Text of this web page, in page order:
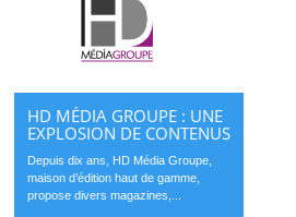
HD MÉDIA GROUPE : UNE
EXPLOSION DE CONTENUS
Depuis dix ans, HD Média Groupe,
maison d’édition haut de gamme,
propose divers magazines,...